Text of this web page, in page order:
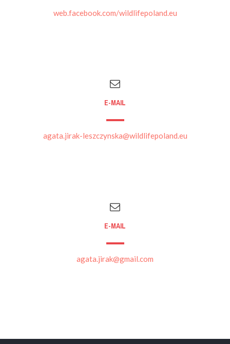
web.facebook.com/wildlifepoland.eu
E-MAIL
agata.jirak-leszczynska@wildlifepoland.eu
E-MAIL
agata.jirak@gmail.com